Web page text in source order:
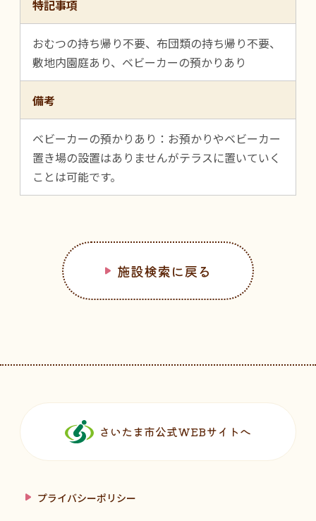
特記事項
おむつの持ち帰り不要、布団類の持ち帰り不要、
敷地内園庭あり、ベビーカーの預かりあり
備考
ベビーカーの預かりあり：お預かりやベビーカー
置き場の設置はありませんがテラスに置いていく
ことは可能です。
施設検索に戻る
さいたま市公式WEBサイトへ
プライバシーポリシー